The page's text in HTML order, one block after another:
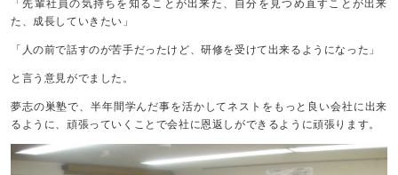
「先輩社員の気持ちを知ることが出来た、自分を見つめ直すことが出来
た、成長していきたい」
「人の前で話すのが苦手だったけど、研修を受けて出来るようになった」
と言う意見がでました。
夢志の巣塾で、半年間学んだ事を活かしてネストをもっと良い会社に出来
るように、頑張っていくことで会社に恩返しができるように頑張ります。